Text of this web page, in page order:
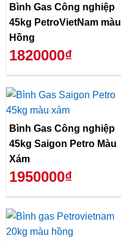
Bình Gas Công nghiệp
45kg PetroVietNam màu
Hồng
1820000₫
Bình Gas Công nghiệp
45kg Saigon Petro Màu
Xám
1950000₫